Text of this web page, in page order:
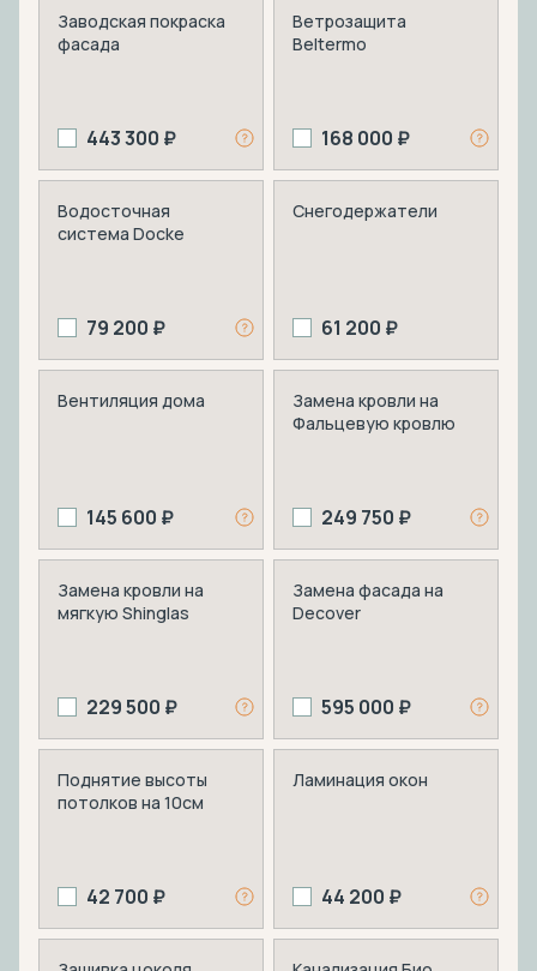
Заводская покраска
фасада
443 300 ₽
Ветрозащита
Beltermo
168 000 ₽
Водосточная
система Docke
79 200 ₽
Снегодержатели
61 200 ₽
Вентиляция дома
145 600 ₽
Замена кровли на
Фальцевую кровлю
249 750 ₽
Замена кровли на
мягкую Shinglas
229 500 ₽
Замена фасада на
Decover
595 000 ₽
Поднятие высоты
потолков на 10см
42 700 ₽
Ламинация окон
44 200 ₽